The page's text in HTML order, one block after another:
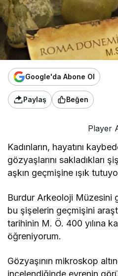
Google'da Abone Ol
Paylaş Beğen
Player
Kadınların, hayatını
gözyaşlarını sakladıkları
aşkın geçmişine ışık
Burdur Arkeoloji Müzesini
bu şişelerin geçmişini
tarihinin M. Ö. 400 yılına
öğreniyorum.
Gözyaşının mikroskop
incelendiğinde evrenin